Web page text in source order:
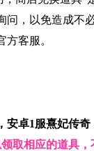
，以免造成不
客服。
安卓1服熹妃传
取相应的道具